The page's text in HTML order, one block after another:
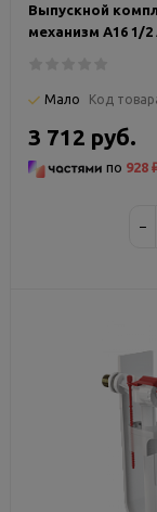
Выпускной
механизм А16 1/2
Мало Код
3 712 руб.
по 928
−